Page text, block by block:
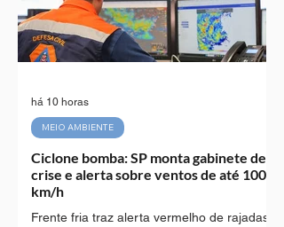
Ciclone bomba: SP monta gabinete de
crise e alerta sobre ventos de até 100
km/h
Frente fria traz alerta vermelho de rajadas
MEIO AMBIENTE
há 10 horas